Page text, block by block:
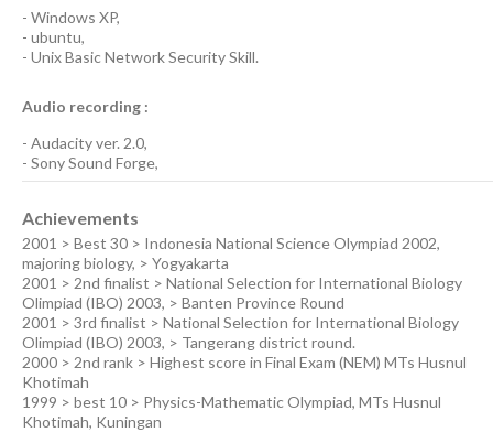
- Windows XP,
- ubuntu,
- Unix Basic Network SecuritySkill.
Audio recording :
- Audacity ver. 2.0,
- Sony Sound Forge,
Achievements
2001 > Best 30 > Indonesia National Science Olympiad 2002,
majoring biology, > Yogyakarta
2001 > 2nd finalist > National Selection for International Biology
Olimpiad (IBO) 2003, > Banten Province Round
2001 > 3rd finalist > National Selection for International Biology
Olimpiad (IBO) 2003, > Tangerang district round.
2000 > 2nd rank > Highest score in Final Exam (NEM) MTs Husnul
Khotimah
1999 > best 10 > Physics-Mathematic Olympiad, MTs Husnul
Khotimah, Kuningan